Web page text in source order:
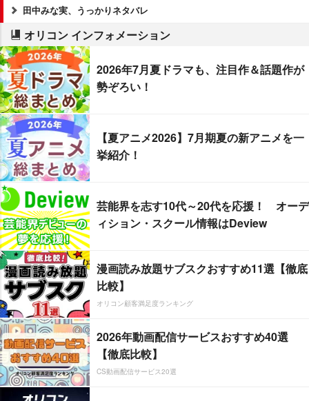
田中みな実、うっかりネタバレ
オリコン インフォメーション
2026年7月夏ドラマも、注目作＆話題作が
勢ぞろい！
【夏アニメ2026】7月期夏の新アニメを一
挙紹介！
芸能界を志す10代～20代を応援！ オーデ
ィション・スクール情報はDeview
漫画読み放題サブスクおすすめ11選【徹底
比較】
オリコン顧客満足度ランキング
2026年動画配信サービスおすすめ40選
【徹底比較】
CS動画配信サービス20選